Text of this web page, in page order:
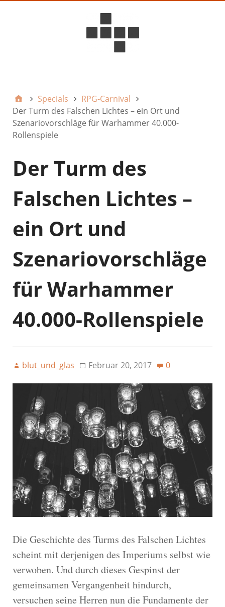
Specials
RPG-Carnival
Der Turm des Falschen Lichtes – ein Ort und
Szenariovorschläge für Warhammer 40.000-
Rollenspiele
Der Turm des
Falschen Lichtes –
ein Ort und
Szenariovorschläge
für Warhammer
40.000-Rollenspiele
blut_und_glas Februar 20, 2017 0
Die Geschichte des Turms des Falschen Lichtes
scheint mit derjenigen des Imperiums selbst wie
verwoben. Und durch dieses Gespinst der
gemeinsamen Vergangenheit hindurch,
versuchen seine Herren nun die Fundamente der